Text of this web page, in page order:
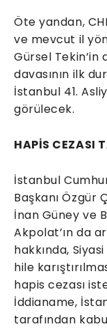
Öte yandan,
ve mevcut il
Gürsel Tekin’in
davasının ilk
İstanbul 41.
görülecek.
HAPİS CEZASI
İstanbul
Başkanı Özgür
İnan Güney ve
Akpolat’ın da
hakkında,
hile
hapis cezası
İddianame,
tarafından